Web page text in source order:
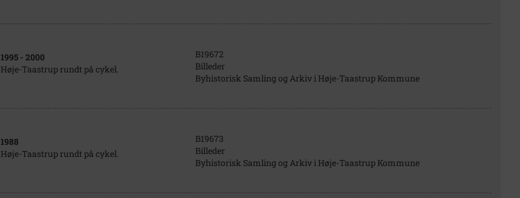
1995 - 2000
Høje-Taastrup rundt på cykel.
B19672
Billeder
Byhistorisk Samling og Arkiv i Høje-Taastrup Kommune
1988
Høje-Taastrup rundt på cykel.
B19673
Billeder
Byhistorisk Samling og Arkiv i Høje-Taastrup Kommune